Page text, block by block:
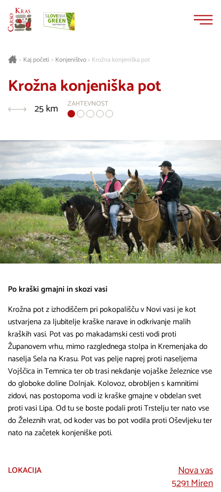
> Kaj početi > Konjeništvo> Krožna konjeniška pot
Krožna konjeniška pot
25 km ZAHTEVNOST
Po kraški gmajni in skozi vasi
Krožna pot z izhodiščem pri pokopališču v Novi vasi je kot
ustvarjena za ljubitelje kraške narave in odkrivanje malih
kraških vasi. Pot vas po makadamski cesti vodi proti
Županovem vrhu, mimo razglednega stolpa in Kremenjaka do
naselja Sela na Krasu. Pot vas pelje naprej proti naseljema
Vojščica in Temnica ter ob trasi nekdanje vojaške železnice vse
do globoke doline Dolnjak. Kolovoz, obrobljen s kamnitimi
zidovi, nas postopoma vodi iz kraške gmajne v obdelan svet
proti vasi Lipa. Od tu se boste podali proti Trstelju ter nato vse
do Železnih vrat, od koder vas bo pot vodila proti Oševljeku ter
nato na začetek konjeniške poti.
LOKACIJA
Nova vas
5291 Miren